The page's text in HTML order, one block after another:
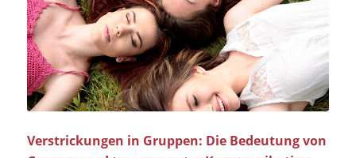
Verstrickungen in Gruppen: Die Bedeutung von